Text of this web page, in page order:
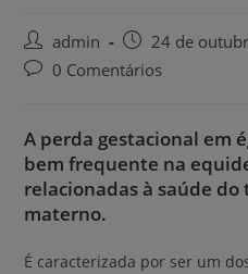
admin 24 de
0 Comentários
A perda gestacional em
bem frequente na
relacionadas à saúde
materno.
É caracterizada por ser um